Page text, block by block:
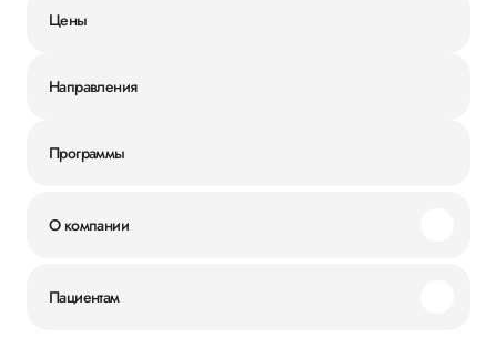
Цены
Направления
Программы
О компании
Пациентам